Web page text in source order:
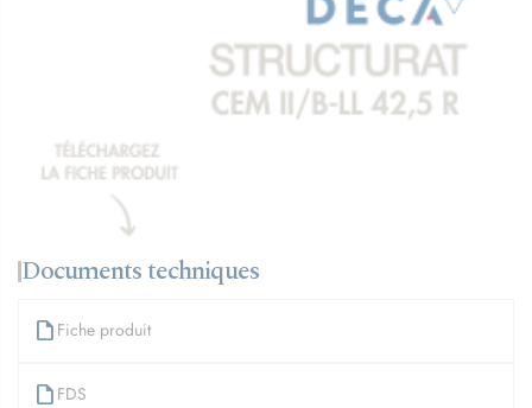
Documents techniques
Fiche produit
FDS